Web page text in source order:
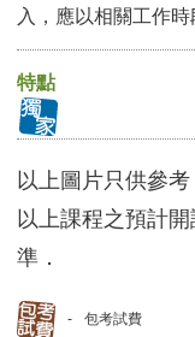
入，應以相關工作時
特點
以上圖片只供參考
以上課程之預計
準．
包考試費